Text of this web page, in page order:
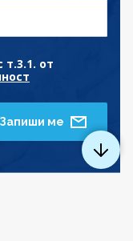
т.3.1. от
Запиши ме